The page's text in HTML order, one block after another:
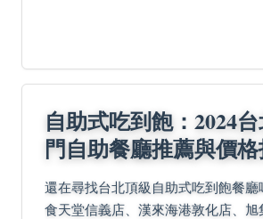
自助式吃到飽：2024
門自助餐廳推薦與價
還在尋找台北頂級自助式吃到飽餐
食天堂信義店、漢來海港敦化店、